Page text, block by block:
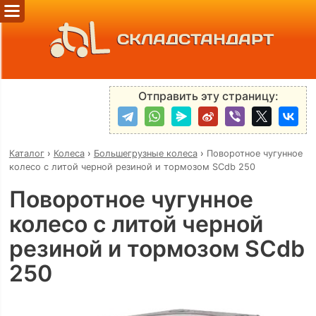
СКЛАДСТАНДАРТ
Отправить эту страницу:
Каталог› Колеса› Большегрузные колеса› Поворотное чугунное
колесо с литой черной резиной и тормозом SCdb 250
Поворотное чугунное
колесо с литой черной
резиной и тормозом SCdb
250